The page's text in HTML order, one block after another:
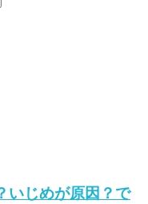
いじめが原因？で